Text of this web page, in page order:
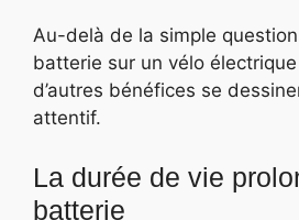
Au-delà de la simple
batterie sur un vélo électrique
d’autres bénéfices se
attentif.
La durée de vie
batterie